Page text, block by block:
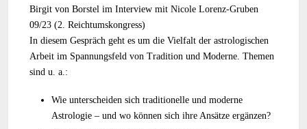
Birgit von Borstel im Interview mit Nicole Lorenz-Gruben
09/23 (2. Reichtumskongress)
In diesem Gespräch geht es um die Vielfalt der astrologischen
Arbeit im Spannungsfeld von Tradition und Moderne. Themen
sind u. a.:
Wie unterscheiden sich traditionelle und moderne
Astrologie – und wo können sich ihre Ansätze ergänzen?